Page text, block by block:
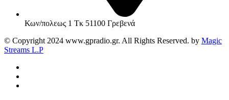
Κων/πολεως 1 Τκ 51100 Γρεβενά
© Copyright 2024 www.gpradio.gr. All Rights Reserved. by Magic
Streams L.P